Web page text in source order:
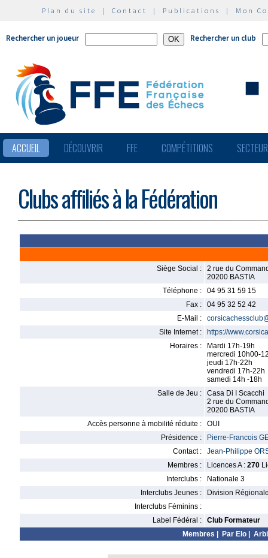
Plan du site | Contact | Publications | Mon
Rechercher un joueur Rechercher un club
ACCUEIL DÉCOUVRIR FFE COMPÉTITIONS
Clubs affiliés à la Fédération
Siège Social :
2 rue du
20200 BASTIA
Téléphone :
04 95 31 59 15
Fax :
04 95 32 52 42
E-Mail :
Site Internet :
https://
Horaires :
Mardi 17h-19h
mercredi 10h00-
jeudi 17h-22h
vendredi 17h-22h
samedi 14h -18h
Salle de Jeu :
Casa Di I Scacchi
2 rue du
20200 BASTIA
Accès personne à mobilité réduite :
OUI
Présidence :
Pierre-Francois
Contact :
Jean-Philippe
Membres :
Licences A : 270
Interclubs :
Nationale 3
Interclubs Jeunes :
Division
Interclubs Féminins :
Label Fédéral :
Club Formateur
Membres
Par Elo